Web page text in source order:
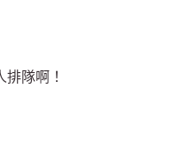
隊啊！